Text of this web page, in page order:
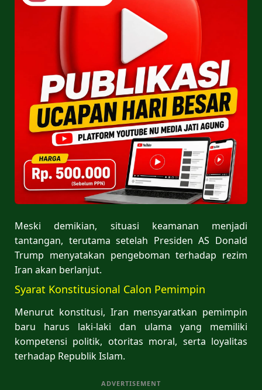
Meski demikian, situasi keamanan menjadi
tantangan, terutama setelah Presiden AS Donald
Trump menyatakan pengeboman terhadap rezim
Iran akan berlanjut.
Syarat Konstitusional Calon Pemimpin
Menurut konstitusi, Iran mensyaratkan pemimpin
baru harus laki-laki dan ulama yang memiliki
kompetensi politik, otoritas moral, serta loyalitas
terhadap Republik Islam.
ADVERTISEMENT